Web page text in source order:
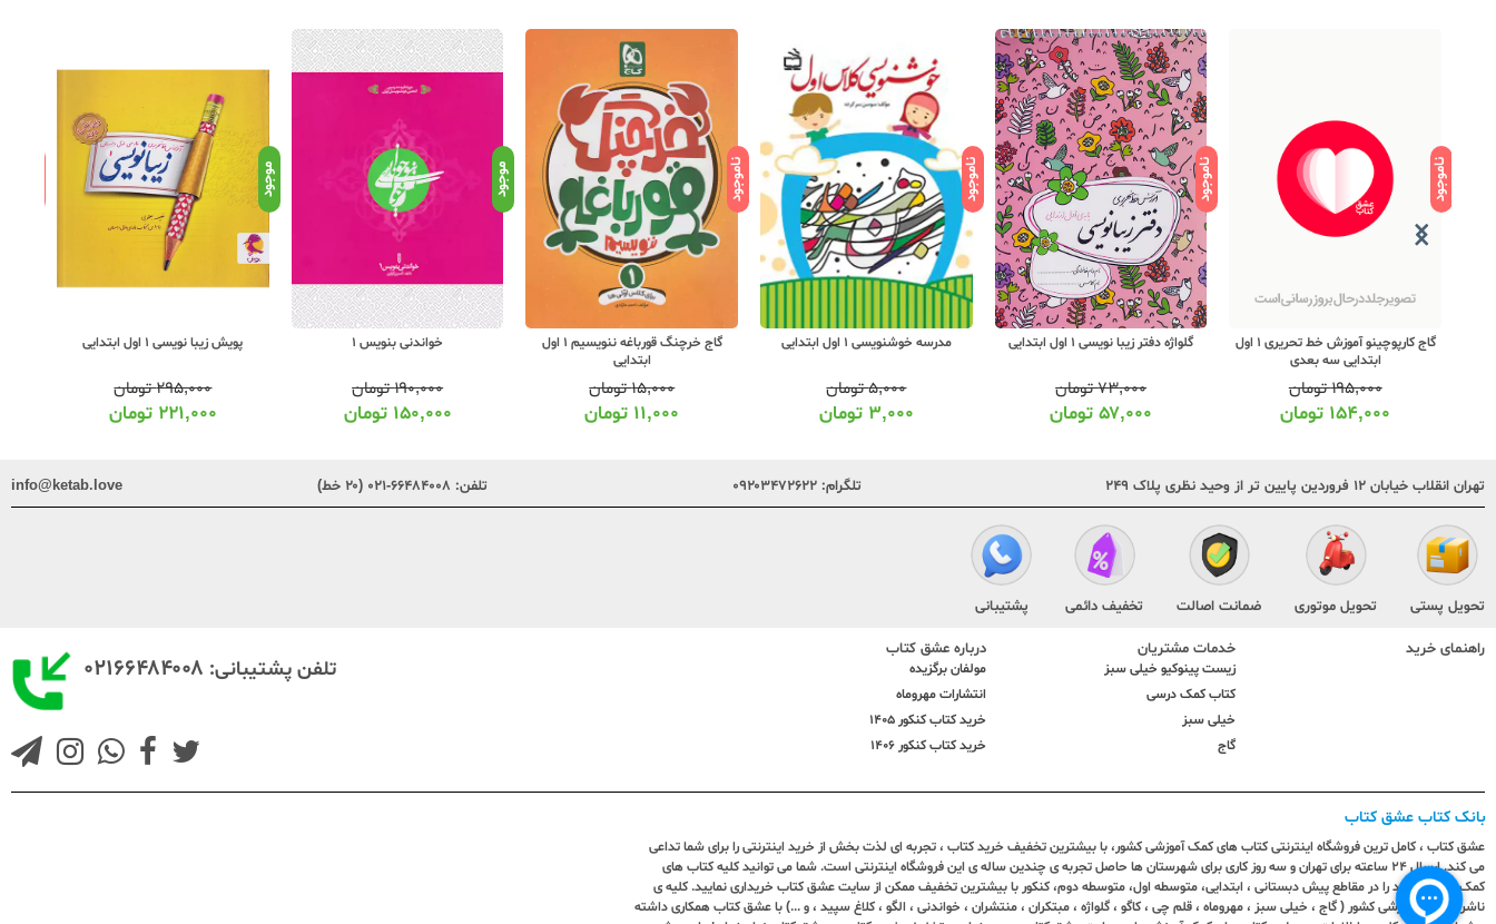
ناموجود
گاج کارپوچینو آموزش خط تحریری 1 اول
ابتدایی سه بعدی
۱۹۵,۰۰۰تومان
۱۵۴,۰۰۰ تومان
ناموجود
گلواژه دفتر زیبا نویسی 1 اول ابتدایی
۷۳,۰۰۰تومان
۵۷,۰۰۰تومان
ناموجود
مدرسه خوشنویسی 1 اول ابتدایی
۵,۰۰۰تومان
۳,۰۰۰ تومان
ناموجود
گاج خرچنگ قورباغه ننویسیم 1 اول
ابتدایی
۱۵,۰۰۰تومان
۱۱,۰۰۰ تومان
موجود
خواندنی بنویس 1
۱۹۰,۰۰۰تومان
۱۵۰,۰۰۰ تومان
موجود
پویش زیبا نویسی 1 اول ابتدایی
۲۹۵,۰۰۰تومان
۲۲۱,۰۰۰ تومان
تهران انقلاب خیابان ۱۲ فروردین پایین تر از وحید نظری پلاک ۲۴۹ تلگرام: ۰۹۲۰۳۴۷۲۶۲۲ تلفن: ۶۶۴۸۴۰۰۸-۰۲۱ (۲۰ خط) info@ketab.love
تحویل پستی تحویل موتوری ضمانت اصالت تخفیف دائمی پشتیبانی
راهنمای خرید خدمات مشتریان
زیست پینوکیو خیلی سبز
کتاب کمک درسی
خیلی سبز
گاج
درباره عشق کتاب
مولفان برگزیده
انتشارات مهروماه
خرید کتاب کنکور 1405
خرید کتاب کنکور 1406
تلفن پشتیبانی: ۰۲۱۶۶۴۸۴۰۰۸
بانک کتاب عشق کتاب
عشق کتاب ، کامل ترین فروشگاه اینترنتی کتاب های کمک آموزشی کشور، با بیشترین تخفیف خرید کتاب ، تجربه ای لذت بخش از خرید اینترنتی را برای شما تداعی
می کند. ارسال ٢٤ ساعته برای تهران و سه روز کاری برای شهرستان ها حاصل تجربه ی چندین ساله ی این فروشگاه اینترنتی است. شما می توانید کلیه کتاب های
کمک آموزشی خود را در مقاطع پیش دبستانی ، ابتدایی، متوسطه اول، متوسطه دوم، کنکور با بیشترین تخفیف ممکن از سایت عشق کتاب خریداری نمایید. کلیه ی
ناشران کمک آموزشی کشور ( گاج ، خیلی سبز ، مهروماه ، قلم چی ، کاگو ، گلواژه ، مبتکران ، منتشران ، خواندنی ، الگو ، کلاغ سپید ، و ...) با عشق کتاب همکاری داشته